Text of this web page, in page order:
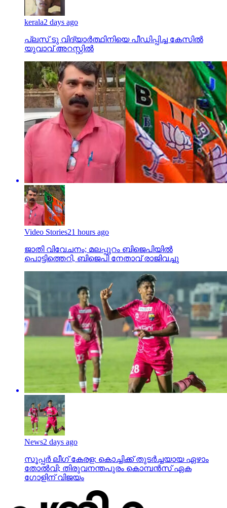
kerala2 days ago
പ്ലസ് ടു വിദ്യാര്‍ത്ഥിനിയെ പീഡിപ്പിച്ച കേസില്‍
യുവാവ് അറസ്റ്റില്‍
Video Stories21 hours ago
ജാതി വിവേചനം; മലപ്പുറം ബിജെപിയില്‍
പൊട്ടിത്തെറി, ബിജെപി നേതാവ് രാജിവച്ചു
News2 days ago
സൂപ്പര്‍ ലീഗ് കേരള: കൊച്ചിക്ക് തുടര്‍ച്ചയായ ഏഴാം
തോല്‍വി; തിരുവനന്തപുരം കൊമ്പന്‍സ് ഏക
ഗോളിന് വിജയം